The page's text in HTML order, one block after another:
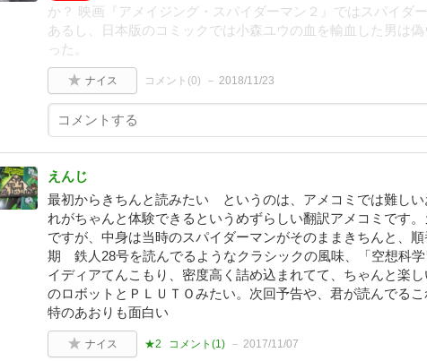
か？ 映画『アメイジング・スパイダーマン２』ではスパイダ
あるし、日本版のコミックでは小森ユウの血を輸血した男は
った。
ナイス コメント(0) 2018/11/23
えんじ
最初からきちんと読みたい というのは、アメコミでは難しい
れがちゃんと体験できるというめずらしい翻訳アメコミです
ですが、中身は当時のスパイダーマンがそのままきちんと、
期 鉄人28号を読んでるようなクラシックの風味、「空想科
イディアてんこもり、密度高く詰め込まれてて、ちゃんと楽
のロボットとＰＬＵＴＯみたい。次回予告や、君が読んでる
特のあおりも面白い
ナイス ★2 コメント(1) 2017/11/07